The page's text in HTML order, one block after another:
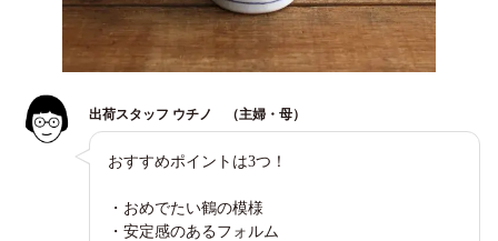
出荷スタッフ ウチノ （主婦・母）
おすすめポイントは3つ！
・おめでたい鶴の模様
・安定感のあるフォルム